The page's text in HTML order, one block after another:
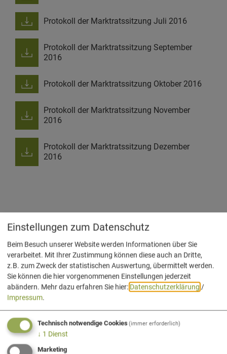
Protokoll der Marktratssitzung Juli 2016
Protokoll der Marktratssitzung September
2016
Protokoll der Marktratssitzung Oktober 2016
Protokoll der Marktratssitzung November
2016
Protokoll der Marktratssitzung Dezember
2016
Rathaus / Touristinformation
Markt Essing
Öffnungszeiten
Montag bis Donnerstag: 13:00 bis 17:00 Uhr
Freitag: 13:00 bis 16:15 Uhr
Einstellungen zum Datenschutz
Beim Besuch unserer Website werden Informationen über Sie
verarbeitet. Mit Ihrer Zustimmung können diese auch an Dritte,
z.B. zum Zweck der statistischen Auswertung, übermittelt werden.
Sie können die hier vorgenommenen Einstellungen jederzeit
abändern. Mehr dazu erfahren Sie hier: Datenschutzerklärung /
Impressum.
Technisch notwendige Cookies(immer erforderlich)
↓ 1 Dienst
Marketing